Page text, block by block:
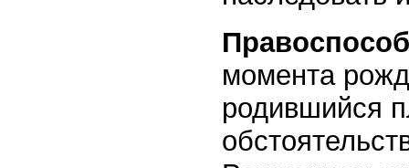
момента
родившийся